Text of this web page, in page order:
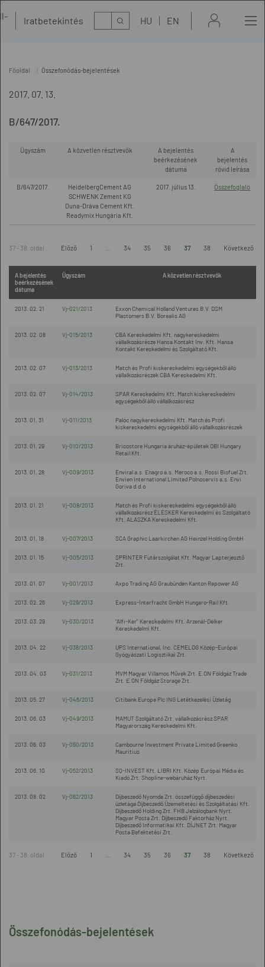
Iratbetekintés Kereső HU EN
Összefonódás-bejelentések
Főoldal Összefonódás-bejelentések
2017. 07. 13.
B/647/2017.
Ügyszám A közvetlen résztvevők
A bejelentés
beérkezésének
dátuma
A
bejelentés
rövid leírása
B/647/2017.
HeidelbergCement AG
SCHWENK Zement KG
Duna-Dráva Cement Kft.
Readymix Hungária Kft.
2017. július 13. Összefoglaló
37 - 38. oldal Előző 1 34 35 36 37 38 Következő
A bejelentés
beérkezésének
dátuma
Ügyszám A közvetlen résztvevők
2013. 02. 21 Vj-021/2013
Exxon Chemical Holland Ventures B.V. DSM
Plastomers B.V. Borealis AG
2013. 02. 08 Vj-015/2013
CBA Kereskedelmi Kft. nagykereskedelmi
vállalkozásrésze Hansa Kontakt Inv. Kft. Hansa
Kontakt Kereskedelmi és Szolgáltató Kft.
2013. 02. 07 Vj-013/2013
Match és Profi kiskereskedelmi egységekből álló
vállalkozásrészek CBA Kereskedelmi Kft.
2013. 02. 07 Vj-014/2013
SPAR Kereskedelmi Kft. Match kiskereskedelmi
egységekből álló vállalkozásrész
2013. 01. 31 Vj-011/2013
Palóc nagykereskedelmi Kft. Match és Profi
kiskereskedelmi egységekből álló vállalkozásrészek
2013. 01. 29 Vj-010/2013
Bricostore Hungaria áruház-épületek OBI Hungary
Retail Kft.
2013. 01. 28 Vj-009/2013
Enviral a.s. Enagro a.s. Meroco a.s. Rossi Biofuel Zrt.
Envien International Limited Polnoservis a.s. Envi
Goriva d.d.o
2013. 01. 21 Vj-008/2013
Match és Profi kiskereskedelmi egységekből álló
vállalkozásrész ÉLÉSKER Kereskedelmi és Szolgáltató
Kft. ALASZKA Kereskedelmi Kft.
2013. 01. 18 Vj-007/2013 SCA Graphic Laarkirchen AG Heinzel Holding GmbH
2013. 01. 15 Vj-005/2013
SPRINTER Futárszolgálat Kft. Magyar Lapterjesztő
Zrt.
2013. 01. 07 Vj-001/2013 Axpo Trading AG Graubünden Kanton Repower AG
2013. 02. 26 Vj-029/2013 Express-Interfracht GmbH Hungaro-Rail Kft.
2013. 03. 29 Vj-030/2013
"Alfi-Ker" Kereskedelmi Kft. Arzenál-Délker
Kereskedelmi Kft.
2013. 04. 22 Vj-038/2013
UPS International, Inc. CEMELOG Közép-Európai
Gyógyászati Logisztikai Zrt.
2013. 04. 03 Vj-031/2013
MVM Magyar Villamos Művek Zrt. E.ON Földgáz Trade
Zrt. E.ON Földgáz Storage Zrt.
2013. 05. 27 Vj-046/2013 Citibank Europe Plc ING Letétkezelési Üzletág
2013. 06. 03 Vj-049/2013
MAMUT Szolgáltató Zrt. vállalkozásrész SPAR
Magyarország Kereskedelmi Kft.
2013. 06. 03 Vj-050/2013
Cambourne Investment Private Limited Greenko
Mauritius
2013. 06. 10 Vj-052/2013
SQ-INVEST Kft. LIBRI Kft. Közép Európai Média és
Kiadó Zrt. Shopline-webáruház Nyrt.
2013. 08. 02 Vj-062/2013
Díjbeszedő Nyomda Zrt. összefüggő díjbeszedési
üzletága Díjbeszedő Üzemeltetési és Szolgáltatási Kft.
Díjbeszedő Holding Zrt. FHB Jelzálogbank Nyrt.
Magyar Posta Zrt. Díjbeszedő Faktorház Nyrt.
Díjbeszedő Informatikai Kft. DÍJNET Zrt. Magyar
Posta Befektetési Zrt.
37 - 38. oldal Előző 1 34 35 36 37 38 Következő